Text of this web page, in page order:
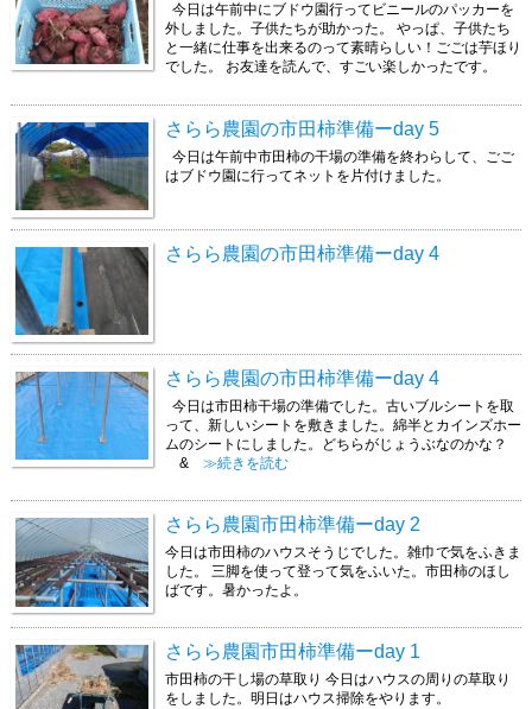
今日は午前中にブドウ園行ってビニールのパッカーを
外しました。子供たちが助かった。 やっぱ、子供たち
と一緒に仕事を出来るのって素晴らしい！ごごは芋ほり
でした。 お友達を読んで、すごい楽しかったです。
さらら農園の市田柿準備ーday 5
今日は午前中市田柿の干場の準備を終わらして、ごご
はブドウ園に行ってネットを片付けました。
さらら農園の市田柿準備ーday 4
さらら農園の市田柿準備ーday 4
今日は市田柿干場の準備でした。古いブルシートを取
って、新しいシートを敷きました。綿半とカインズホー
ムのシートにしました。どちらがじょうぶなのかな？
& ≫続きを読む
さらら農園市田柿準備ーday 2
今日は市田柿のハウスそうじでした。雑巾で気をふきま
した。 三脚を使って登って気をふいた。市田柿のほし
ばです。暑かったよ。
さらら農園市田柿準備ーday 1
市田柿の干し場の草取り 今日はハウスの周りの草取り
をしました。明日はハウス掃除をやります。